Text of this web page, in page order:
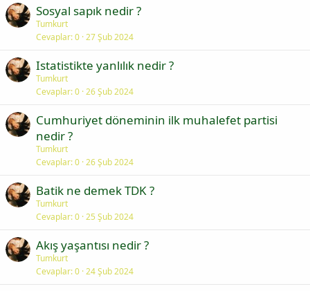
Sosyal sapık nedir ?
Tumkurt
Cevaplar 0 27 Şub 2024
Istatistikte yanlılık nedir ?
Tumkurt
Cevaplar 0 26 Şub 2024
Cumhuriyet döneminin ilk muhalefet partisi
nedir ?
Tumkurt
Cevaplar 0 26 Şub 2024
Batik ne demek TDK ?
Tumkurt
Cevaplar 0 25 Şub 2024
Akış yaşantısı nedir ?
Tumkurt
Cevaplar 0 24 Şub 2024